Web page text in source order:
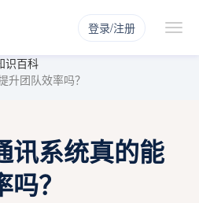
登录/注册
识百科
升团队效率吗？
讯系统真的能
？